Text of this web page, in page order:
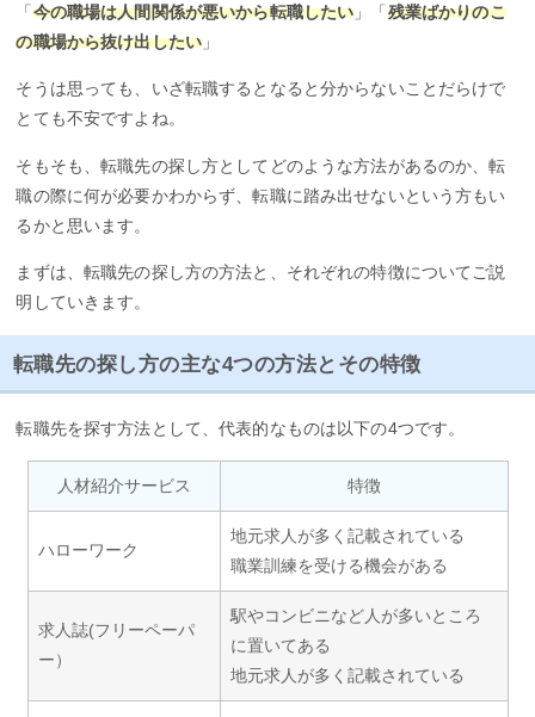
「 今の職場は人間関係が悪いから転職したい 」「 残業ばかりのこ
の職場から抜け出したい 」
そうは思っても、いざ転職するとなると分からないことだらけで
とても不安ですよね。
そもそも、転職先の探し方としてどのような方法があるのか、転
職の際に何が必要かわからず、転職に踏み出せないという方もい
るかと思います。
まずは、転職先の探し方の方法と、それぞれの特徴についてご説
明していきます。
転職先の探し方の主な4つの方法とその特徴
転職先を探す方法として、代表的なものは以下の4つです。
人材紹介サービス 特徴
ハローワーク
地元求人が多く記載されている
職業訓練を受ける機会がある
求人誌(フリーペーパ
ー）
駅やコンビニなど人が多いところ
に置いてある
地元求人が多く記載されている